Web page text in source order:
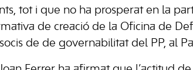
tot i que no ha prosperat en la
de creació de la Oficina de
de de governabilitat del PP, al